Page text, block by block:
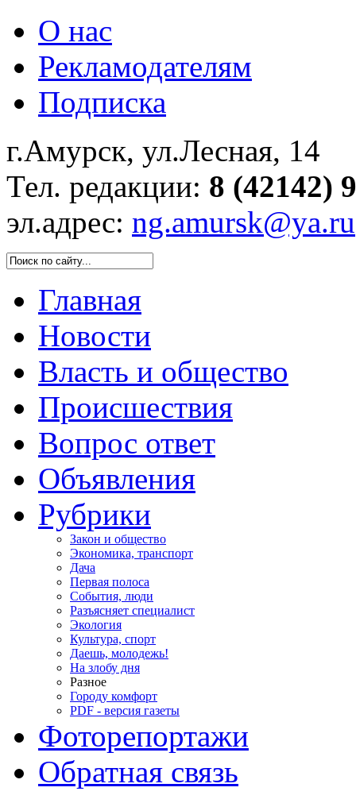
О нас
Рекламодателям
Подписка
г.Амурск, ул.Лесная, 14
Тел. редакции: 8 (42142)
эл.адрес: ng.amursk@ya.ru
Главная
Новости
Власть и общество
Происшествия
Вопрос ответ
Объявления
Рубрики
Закон и общество
Экономика, транспорт
Дача
Первая полоса
События, люди
Разъясняет специалист
Экология
Культура, спорт
Даешь, молодежь!
На злобу дня
Разное
Городу комфорт
PDF - версия газеты
Фоторепортажи
Обратная связь